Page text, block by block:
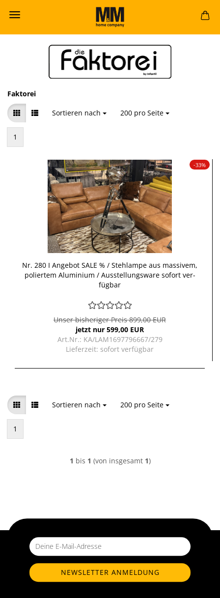
Faktorei
Sortieren nach
Sortieren nach 200 pro Seite
pro Seite
1
-33%
Nr. 280 I An­ge­bot SALE % / Steh­lam­pe aus mas­si­vem,
po­lier­tem Alu­mi­ni­um / Aus­stel­lungs­wa­re so­fort ver­
füg­bar
Unser bisheriger Preis 899,00 EUR
jetzt nur 599,00 EUR
Art.Nr.: KA/LAM1697796667/279
Lieferzeit: sofort verfügbar
Sortieren nach
Sortieren nach 200 pro Seite
pro Seite
1
1 bis 1 (von insgesamt 1)